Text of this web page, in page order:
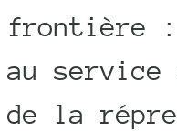
frontière :
au
de la